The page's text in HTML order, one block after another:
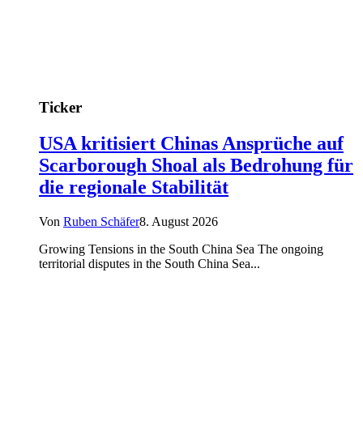
Ticker
USA kritisiert Chinas Ansprüche auf
Scarborough Shoal als Bedrohung für
die regionale Stabilität
Von Ruben Schäfer8. August 2026
Growing Tensions in the South China Sea The ongoing
territorial disputes in the South China Sea...